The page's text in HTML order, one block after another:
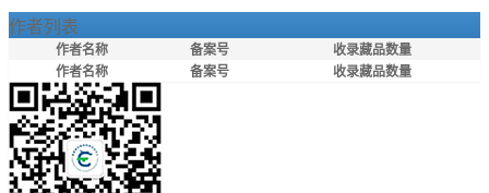
作者列表
作者名称 备案号
收录藏品数量
作者名称
备案号 收录藏品数量